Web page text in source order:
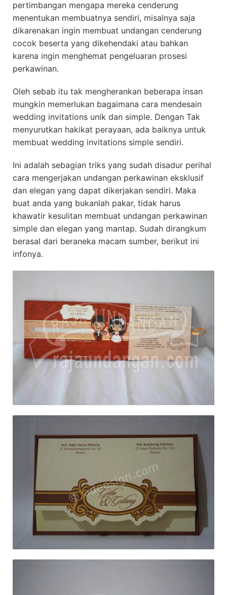
pertimbangan mengapa mereka cenderung
menentukan membuatnya sendiri, misalnya saja
dikarenakan ingin membuat undangan cenderung
cocok beserta yang dikehendaki atau bahkan
karena ingin menghemat pengeluaran prosesi
perkawinan.
Oleh sebab itu tak mengherankan beberapa insan
mungkin memerlukan bagaimana cara mendesain
wedding invitations unik dan simple. Dengan Tak
menyurutkan hakikat perayaan, ada baiknya untuk
membuat wedding invitations simple sendiri.
Ini adalah sebagian triks yang sudah disadur perihal
cara mengerjakan undangan perkawinan eksklusif
dan elegan yang dapat dikerjakan sendiri. Maka
buat anda yang bukanlah pakar, tidak harus
khawatir kesulitan membuat undangan perkawinan
simple dan elegan yang mantap. Sudah dirangkum
berasal dari beraneka macam sumber, berikut ini
infonya.